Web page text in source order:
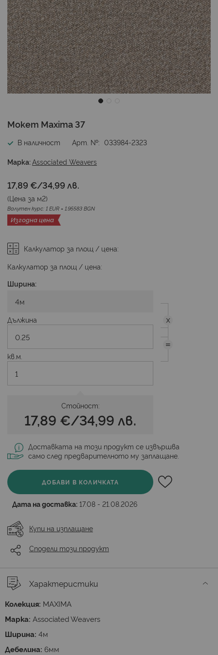
Преминете
началото
галерия
снимки
Мокет Maxima 37
В наличност Арт. № 033984-2323
Марка:Associated Weavers
17,89 €/34,99 лв.
(Цена за м2)
Валутен курс: 1 EUR = 1.95583 BGN
Изгодна цена
Калкулатор за площ / цена:
Калкулатор за площ / цена:
Ширина:
Дължина
кв.м.
Стойност:
17,89 €/34,99 лв.
Доставката на този продукт се извършва
само след предварителното му заплащане.
ДОБАВИ В КОЛИЧКАТА
Дата на доставка: 17.08 - 21.08.2026
Купи на изплащане
Сподели този продукт
Характеристики
Колекция: MAXIMA
Марка: Associated Weavers
Ширина: 4м
Дебелина: 6мм